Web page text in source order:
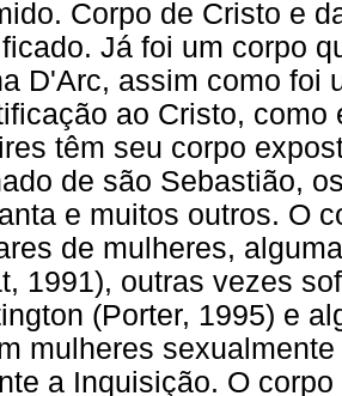
Corpo de Cristo e
Já foi um corpo
D'Arc, assim como foi
ao Cristo, como
têm seu corpo
de são Sebastião,
e muitos outros. O
de mulheres,
1991), outras vezes
(Porter, 1995) e
mulheres
a Inquisição. O